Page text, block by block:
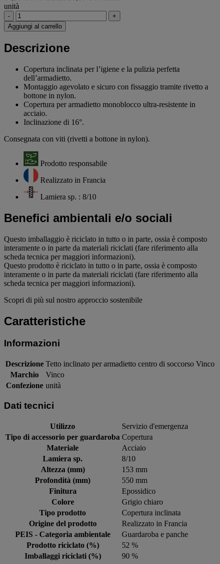
unità
-
+
Aggiungi al carrello
Descrizione
Copertura inclinata per l’igiene e la pulizia perfetta
dell’armadietto.
Montaggio agevolato e sicuro con fissaggio tramite rivetto a
bottone in nylon.
Copertura per armadietto monoblocco ultra-resistente in
acciaio.
Inclinazione di 16°.
Consegnata con viti (rivetti a bottone in nylon).
Prodotto responsabile
Realizzato in Francia
Lamiera sp. : 8/10
Benefici ambientali e/o sociali
Questo imballaggio è riciclato in tutto o in parte, ossia è composto
interamente o in parte da materiali riciclati (fare riferimento alla
scheda tecnica per maggiori informazioni).
Questo prodotto è riciclato in tutto o in parte, ossia è composto
interamente o in parte da materiali riciclati (fare riferimento alla
scheda tecnica per maggiori informazioni).
Scopri di più sul nostro approccio sostenibile
Caratteristiche
Informazioni
Descrizione Tetto inclinato per armadietto centro di soccorso Vinco
Marchio
Vinco
Confezione unità
Dati tecnici
Utilizzo
Servizio d'emergenza
Tipo di accessorio per guardaroba Copertura
Materiale
Acciaio
Lamiera sp.
8/10
Altezza (mm)
153 mm
Profondità (mm)
550 mm
Finitura
Epossidico
Colore
Grigio chiaro
Tipo prodotto
Copertura inclinata
Origine del prodotto
Realizzato in Francia
PEIS - Categoria ambientale
Guardaroba e panche
Prodotto riciclato (%)
52 %
Imballaggi riciclati (%)
90 %